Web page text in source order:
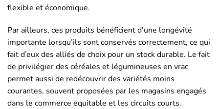
flexible et économique.
Par ailleurs, ces produits bénéficient d’une longévité
importante lorsqu’ils sont conservés correctement, ce qui
fait d’eux des alliés de choix pour un stock durable. Le fait
de privilégier des céréales et légumineuses en vrac
permet aussi de redécouvrir des variétés moins
courantes, souvent proposées par les magasins engagés
dans le commerce équitable et les circuits courts.